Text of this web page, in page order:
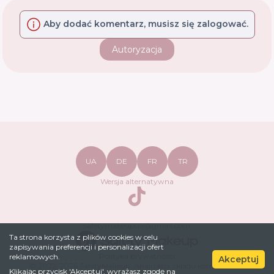
Ta strona korzysta z plików cookies w celu
zapisywania preferencji i personalizacji ofert
reklamowych.
Klikając przycisk 'Akceptuj', wyrażasz zgodę na
Akceptuj
Aby dodać komentarz, musisz się zalogować.
Autoryzacja
Analizator składu kosmetyków
UA DE FR TR
Wersja alternatywna
TikTok
safetymakeupua@gmail.com